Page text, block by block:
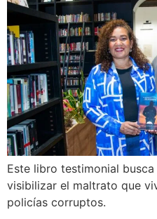
Este libro testimonial
visibilizar el maltrato que
policías corruptos.